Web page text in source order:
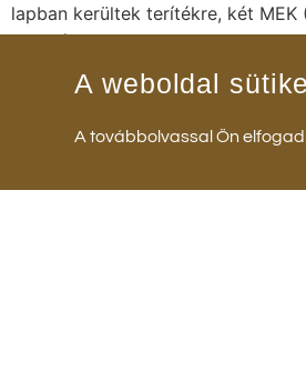
lapban kerültek terítékre, két
vagyok.
A weboldal
A továbbolvassal Ön